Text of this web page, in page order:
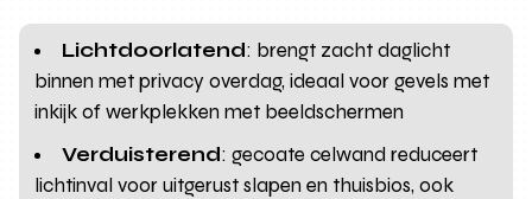
Lichtdoorlatend: brengt zacht daglicht
binnen met privacy overdag, ideaal voor gevels met
inkijk of werkplekken met beeldschermen
Verduisterend: gecoate celwand reduceert
lichtinval voor uitgerust slapen en thuisbios, ook